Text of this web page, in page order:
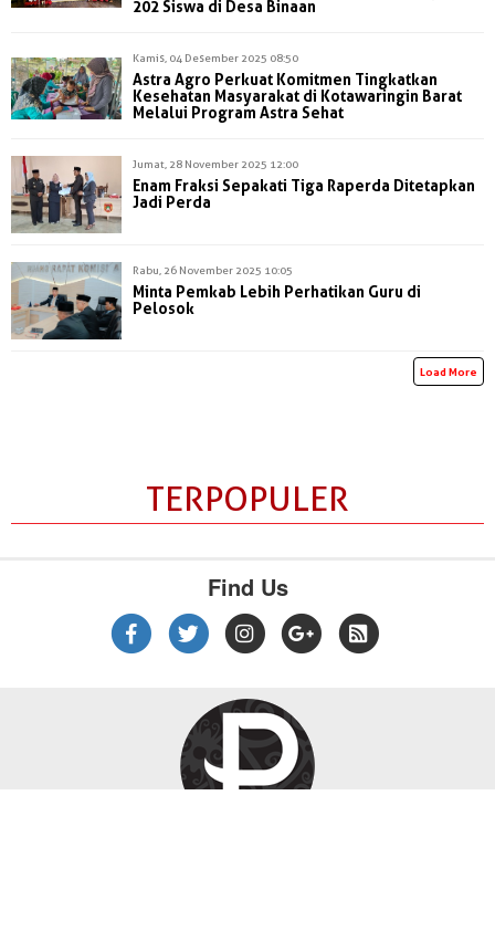
202 Siswa di Desa Binaan
Kamis, 04 Desember 2025 08:50
Astra Agro Perkuat Komitmen Tingkatkan
Kesehatan Masyarakat di Kotawaringin Barat
Melalui Program Astra Sehat
Jumat, 28 November 2025 12:00
Enam Fraksi Sepakati Tiga Raperda Ditetapkan
Jadi Perda
Rabu, 26 November 2025 10:05
Minta Pemkab Lebih Perhatikan Guru di
Pelosok
Load More
TERPOPULER
Find Us